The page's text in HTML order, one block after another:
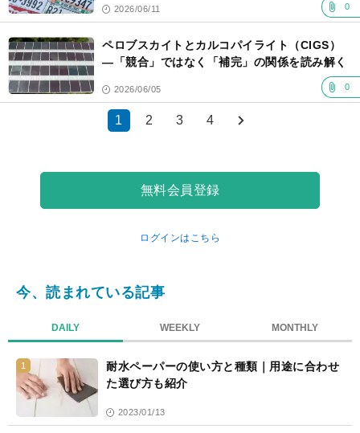
2026/06/11 0
ペロブスカイトとカルコパイライト（CIGS）
―「競合」ではなく「補完」の関係を読み解く
2026/06/05 0
1 2 3 4
無料会員登録
ログインはこちら
今、読まれている記事
DAILY WEEKLY MONTHLY
1
耐水ペーパーの使い方と種類｜用途に合わせ
た選び方も紹介
2023/01/13